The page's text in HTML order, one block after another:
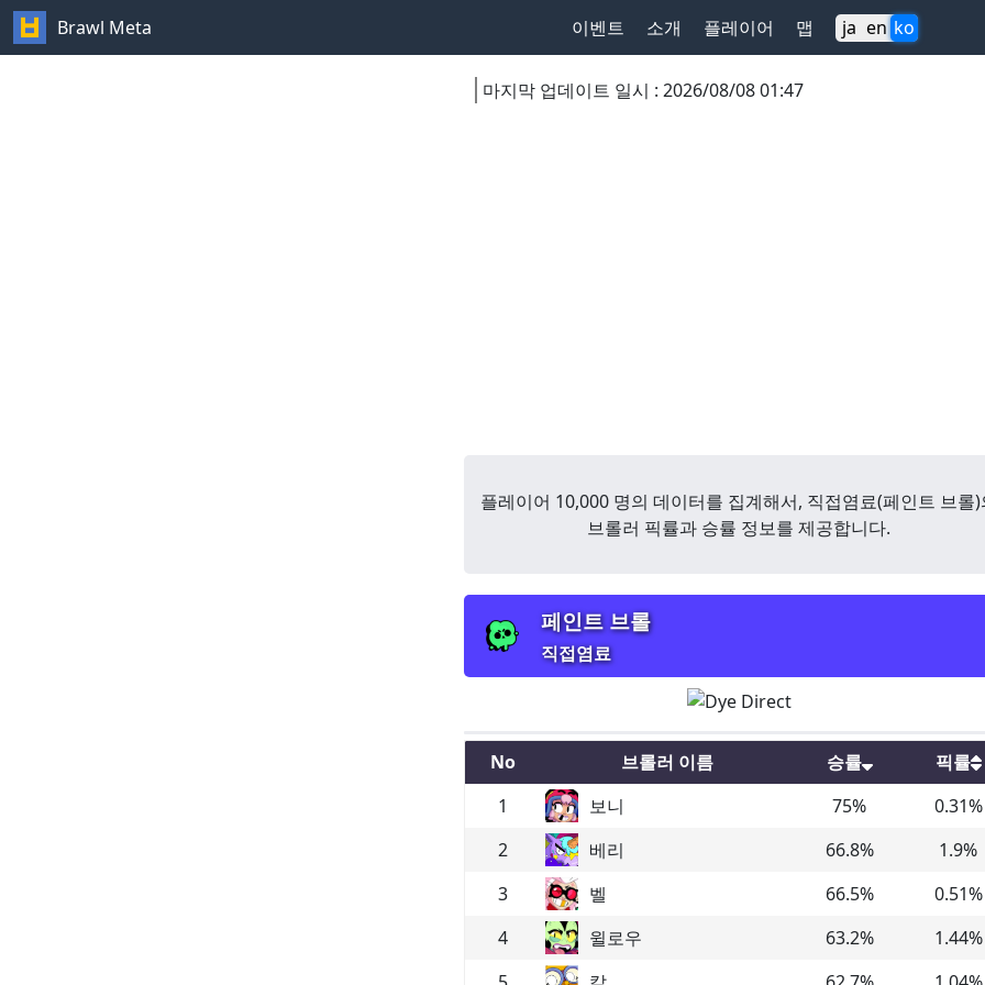
Brawl Meta 이벤트 소개 플레이어 맵 ja en ko
마지막 업데이트 일시 : 2026/08/08 01:47
플레이어 10,000 명의 데이터를 집계해서, 직접염료(페인트 브롤)
브롤러 픽률과 승률 정보를 제공합니다.
페인트 브롤
직접염료
No 브롤러 이름 승률
픽률
1
보니 75% 0.31%
2
베리 66.8% 1.9%
3
벨 66.5% 0.51%
4
윌로우 63.2% 1.44%